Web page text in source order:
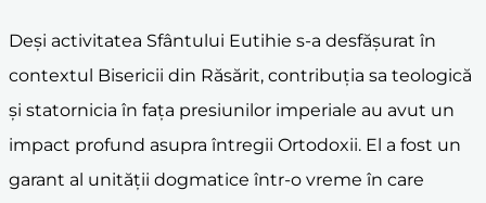
Deși activitatea Sfântului Eutihie s-a desfășurat în
contextul Bisericii din Răsărit, contribuția sa teologică
și statornicia în fața presiunilor imperiale au avut un
impact profund asupra întregii Ortodoxii. El a fost un
garant al unității dogmatice într-o vreme în care